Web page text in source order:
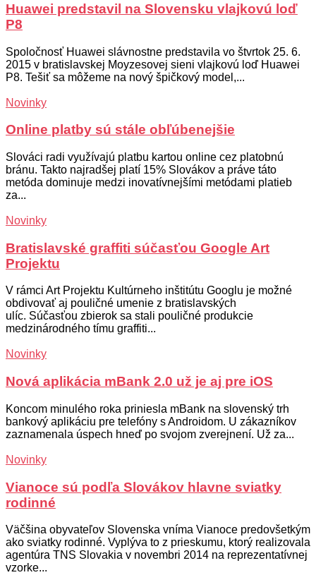
Huawei predstavil na Slovensku vlajkovú loď
P8
Spoločnosť Huawei slávnostne predstavila vo štvrtok 25. 6.
2015 v bratislavskej Moyzesovej sieni vlajkovú loď Huawei
P8. Tešiť sa môžeme na nový špičkový model,...
Novinky
Online platby sú stále obľúbenejšie
Slováci radi využívajú platbu kartou online cez platobnú
bránu. Takto najradšej platí 15% Slovákov a práve táto
metóda dominuje medzi inovatívnejšími metódami platieb
za...
Novinky
Bratislavské graffiti súčasťou Google Art
Projektu
V rámci Art Projektu Kultúrneho inštitútu Googlu je možné
obdivovať aj pouličné umenie z bratislavských
ulíc. Súčasťou zbierok sa stali pouličné produkcie
medzinárodného tímu graffiti...
Novinky
Nová aplikácia mBank 2.0 už je aj pre iOS
Koncom minulého roka priniesla mBank na slovenský trh
bankový aplikáciu pre telefóny s Androidom. U zákazníkov
zaznamenala úspech hneď po svojom zverejnení. Už za...
Novinky
Vianoce sú podľa Slovákov hlavne sviatky
rodinné
Väč­ši­na oby­va­te­ľov Slo­ven­ska vní­ma Via­no­ce pre­dov­šet­kým
ako sviat­ky ro­din­né. Vy­plý­va to z pries­ku­mu, kto­rý reali­zo­va­la
agen­tú­ra TNS Slo­va­kia v no­vem­bri 2014 na rep­re­zen­ta­tív­nej
vzor­ke...